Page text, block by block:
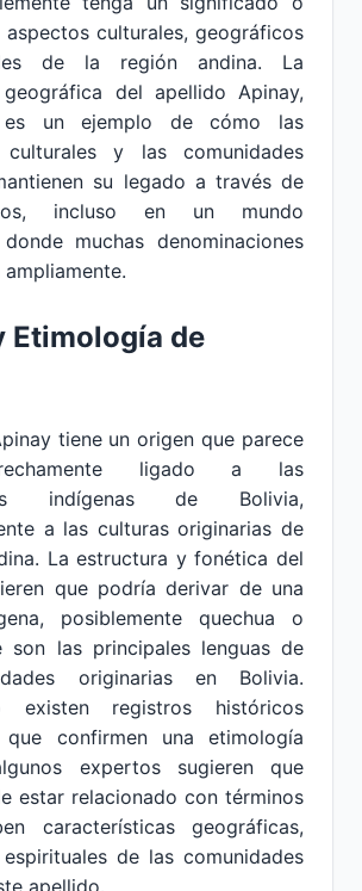
culturales, geográficos
de la región andina. La
del apellido Apinay,
un ejemplo de cómo las
culturales y las comunidades
su legado a través de
incluso en un mundo
muchas denominaciones
Etimología de
tiene un origen que parece
ligado a las
indígenas de Bolivia,
a las culturas originarias de
La estructura y fonética del
que podría derivar de una
posiblemente quechua o
son las principales lenguas de
originarias en Bolivia.
existen registros históricos
que confirmen una etimología
expertos sugieren que
estar relacionado con términos
características geográficas,
de las comunidades
apellido.